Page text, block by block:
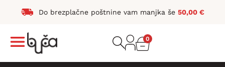
Do brezplačne poštnine vam manjka še 50,00 €
0